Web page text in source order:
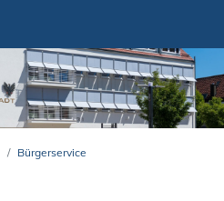
Bürgerservice